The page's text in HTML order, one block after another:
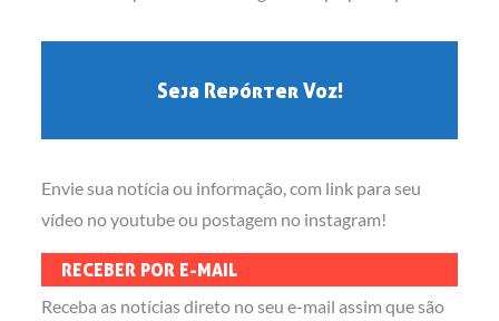
Seja Repórter Voz!
Envie sua notícia ou informação, com link para seu
vídeo no youtube ou postagem no instagram!
RECEBER POR E-MAIL
Receba as notícias direto no seu e-mail assim que são